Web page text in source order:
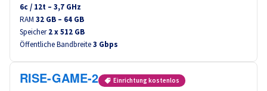
6c / 12t – 3,7 GHz
RAM 32 GB – 64 GB
Speicher 2 x 512 GB
Öffentliche Bandbreite3 Gbps
RISE-GAME-2 Einrichtung kostenlos